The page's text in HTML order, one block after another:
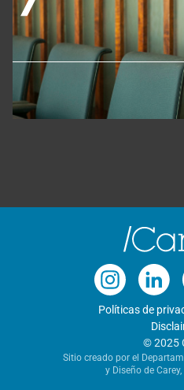
Políticas de
© 2025
Sitio creado por el
y Diseño de